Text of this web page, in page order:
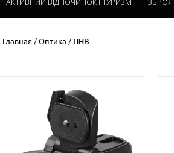
Главная /Оптика / ПНВ